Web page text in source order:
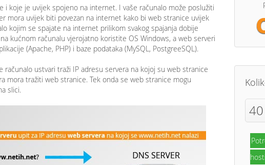
i koje je uvijek spojeno na internet. I vaše računalo može poslužiti
mora uvijek biti povezan na internet kako bi web stranice uvijek
kojim se spajate na internet prilikom svakog spajanja dobije
kućnom računalu vjerojatno koristite OS Windows, a web serveri
(Apache, PHP) i baze podataka (MySQL, PostgreeSQL).
računalo ustvari traži IP adresu servera na kojoj su web stranice
mora tražiti web stranice. Tek onda se web stranice mogu
slici.